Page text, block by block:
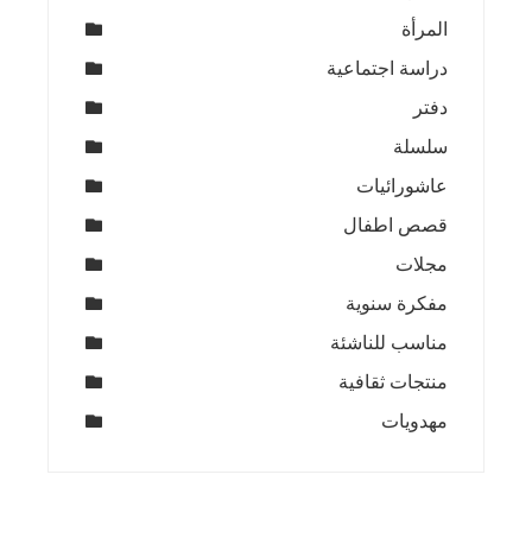
المرأة
دراسة اجتماعية
دفتر
سلسلة
عاشورائيات
قصص اطفال
مجلات
مفكرة سنوية
مناسب للناشئة
منتجات ثقافية
مهدويات